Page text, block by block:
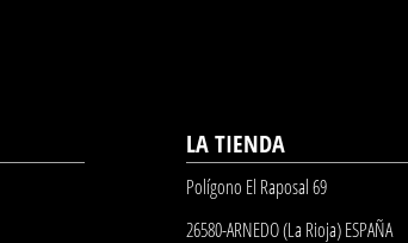
LA TIENDA
Polígono El Raposal 69
26580-ARNEDO (La Rioja) ESPAÑA